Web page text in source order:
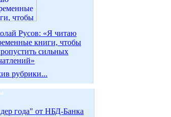
Русов: «Я читаю
книги, чтобы
сильных
рубрики...
года" от НБД-Банка